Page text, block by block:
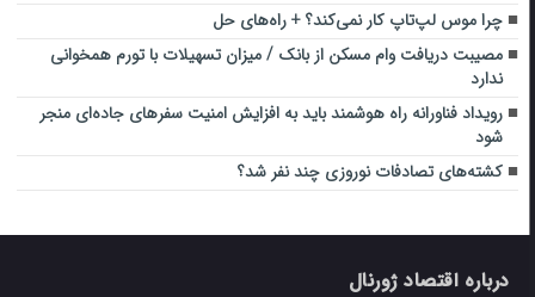
چرا موس لپ‌تاپ کار نمی‌کند؟ + راه‌های حل
مصیبت دریافت وام مسکن از بانک / میزان تسهیلات با تورم همخوانی
ندارد
رویداد فناورانه راه هوشمند باید به افزایش امنیت سفرهای جاده‌ای منجر
شود
کشته‌های تصادفات نوروزی چند نفر شد؟
درباره اقتصاد ژورنال